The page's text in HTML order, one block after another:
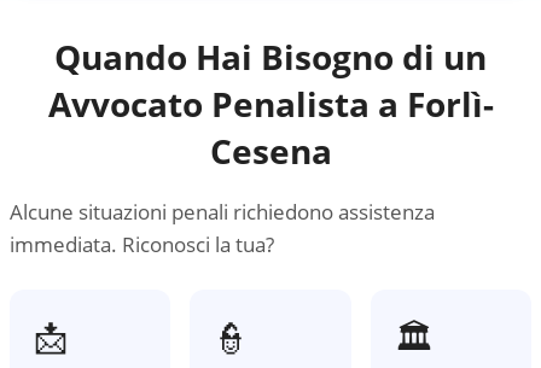
Quando Hai Bisogno di un
Avvocato Penalista a Forlì-
Cesena
Alcune situazioni penali richiedono assistenza
immediata. Riconosci la tua?
📩 👮 🏛️